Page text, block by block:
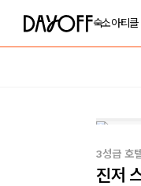
숙소아티클
3성급 호
진저